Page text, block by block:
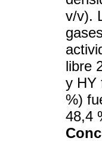
v/v).
libre
y HY
%)
48,4